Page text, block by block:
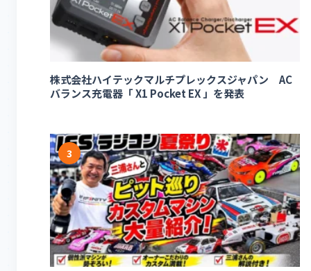
株式会社ハイテックマルチプレックスジャパン AC
バランス充電器「 X1 Pocket EX 」を発表
3